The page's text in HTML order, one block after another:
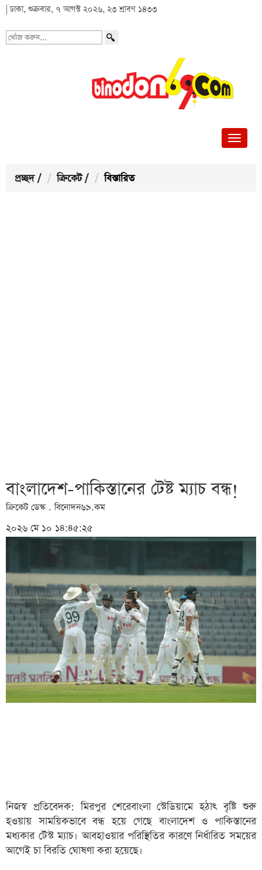
| ঢাকা, শুক্রবার, ৭ আগস্ট ২০২৬, ২৩ শ্রাবণ ১৪৩৩
খোঁজ
প্রচ্ছদ / ক্রিকেট / বিস্তারিত
বাংলাদেশ-পাকিস্তানের টেষ্ট ম্যাচ বন্ধ!
ক্রিকেট ডেস্ক . বিনোদন৬৯.কম
২০২৬ মে ১০ ১৪:৪৫:২৫
নিজস্ব প্রতিবেদক: মিরপুর শেরেবাংলা স্টেডিয়ামে হঠাৎ বৃষ্টি শুরু
হওয়ায় সাময়িকভাবে বন্ধ হয়ে গেছে বাংলাদেশ ও পাকিস্তানের
মধ্যকার টেস্ট ম্যাচ। আবহাওয়ার পরিস্থিতির কারণে নির্ধারিত সময়ের
আগেই চা বিরতি ঘোষণা করা হয়েছে।